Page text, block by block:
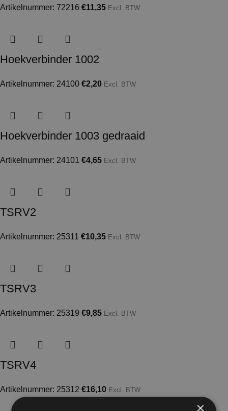
Artikelnummer: 72216 €11,35 Excl. BTW
Hoekverbinder 1002
Artikelnummer: 24100 €2,20 Excl. BTW
Hoekverbinder 1003 gedraaid
Artikelnummer: 24101 €4,65 Excl. BTW
TSRV2
Artikelnummer: 25311 €10,35 Excl. BTW
TSRV3
Artikelnummer: 25319 €9,85 Excl. BTW
TSRV4
Artikelnummer: 25312 €16,10 Excl. BTW
×